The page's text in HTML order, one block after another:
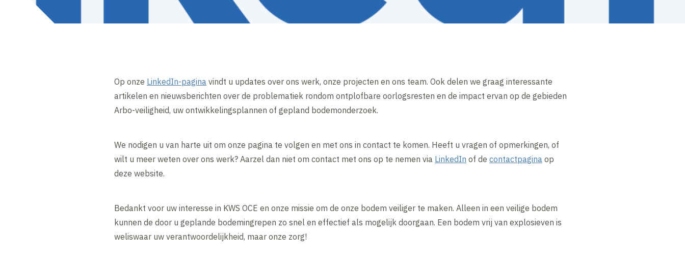
Op onze LinkedIn-pagina vindt u updates over ons werk, onze projecten en ons team. Ook delen we graag interessante
artikelen en nieuwsberichten over de problematiek rondom ontplofbare oorlogsresten en de impact ervan op de gebieden
Arbo-veiligheid, uw ontwikkelingsplannen of gepland bodemonderzoek.
We nodigen u van harte uit om onze pagina te volgen en met ons in contact te komen. Heeft u vragen of opmerkingen, of
wilt u meer weten over ons werk? Aarzel dan niet om contact met ons op te nemen via LinkedIn of de contactpagina op
deze website.
Bedankt voor uw interesse in KWS OCE en onze missie om de onze bodem veiliger te maken. Alleen in een veilige bodem
kunnen de door u geplande bodemingrepen zo snel en effectief als mogelijk doorgaan. Een bodem vrij van explosieven is
weliswaar uw verantwoordelijkheid, maar onze zorg!